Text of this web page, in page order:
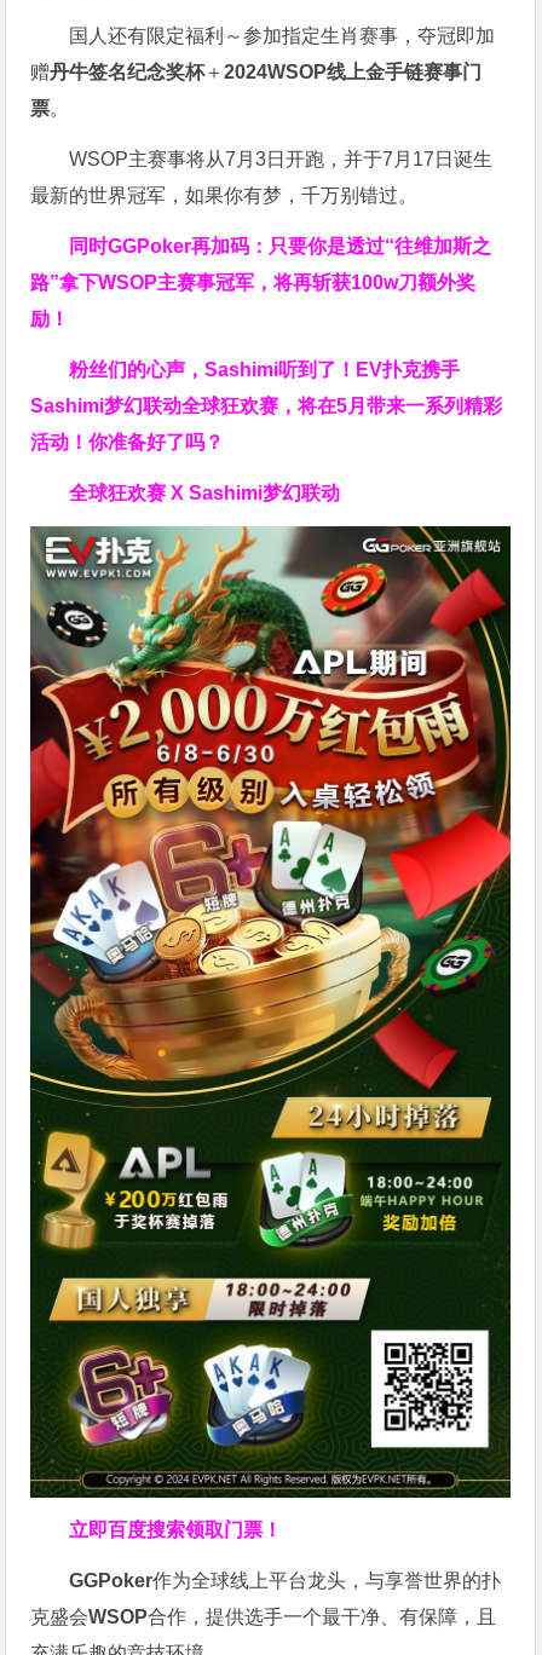
国人还有限定福利～参加指定生肖赛事，夺冠即加
赠丹牛签名纪念奖杯＋2024WSOP线上金手链赛事门
票。
WSOP主赛事将从7月3日开跑，并于7月17日诞生
最新的世界冠军，如果你有梦，千万别错过。
同时GGPoker再加码：只要你是透过“往维加斯之
路”拿下WSOP主赛事冠军，将再斩获100w刀额外奖
励！
粉丝们的心声，Sashimi听到了！EV扑克携手
Sashimi梦幻联动全球狂欢赛，将在5月带来一系列精彩
活动！你准备好了吗？
全球狂欢赛 X Sashimi梦幻联动
立即百度搜索领取门票！
GGPoker作为全球线上平台龙头，与享誉世界的扑
克盛会WSOP合作，提供选手一个最干净、有保障，且